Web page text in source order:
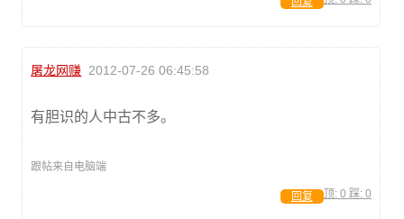
屠龙网赚 2012-07-26 06:45:58
有胆识的人中古不多。
跟帖来自电脑端
顶: 0 踩: 0
回复